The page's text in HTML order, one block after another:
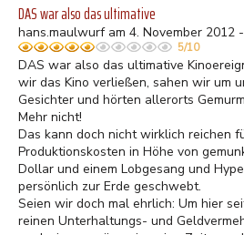
DAS war also das ultimative
hans.maulwurf am 4. November 2012
5/10
DAS war also das ultimative
wir das Kino verließen, sahen wir um
Gesichter und hörten allerorts
Mehr nicht!
Das kann doch nicht wirklich reichen
Produktionskosten in Höhe von
Dollar und einem Lobgesang und
persönlich zur Erde geschwebt.
Seien wir doch mal ehrlich: Um hier
reinen Unterhaltungs- und